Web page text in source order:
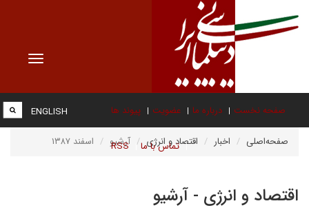
Toggle
صفحه نخست درباره ما عضویت پیوند ها
تماس با ما RSS
ENGLISH
صفحه‌اصلی اخبار اقتصاد و انرژی آرشیو اسفند ۱۳۸۷
اقتصاد و انرژی - آرشیو